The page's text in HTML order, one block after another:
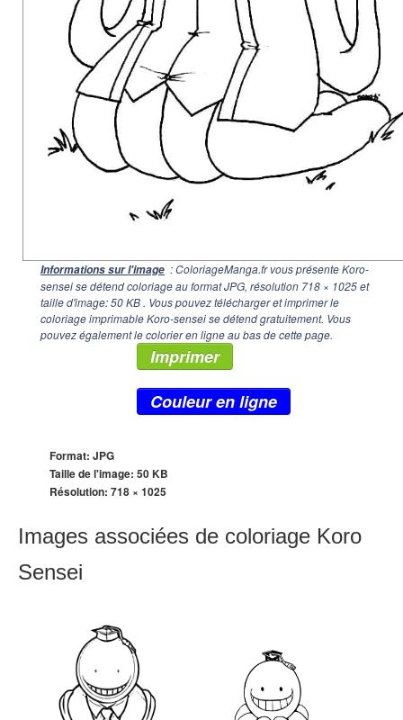
Informations sur l'image : ColoriageManga.fr vous présente Koro-
sensei se détend coloriage au format JPG, résolution 718 × 1025et
taille d'image: 50 KB . Vous pouvez télécharger et imprimer le
coloriage imprimable Koro-sensei se détend gratuitement. Vous
pouvez également le colorier en ligne au bas de cette page.
Imprimer
Couleur en ligne
Format: JPG
Taille de l'image: 50 KB
Résolution: 718 × 1025
Images associées de coloriage Koro
Sensei